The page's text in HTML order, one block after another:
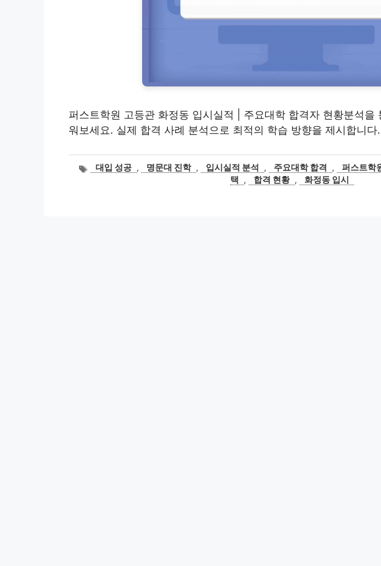
퍼스트학원 고등관 화정동 입시실적 | 주요대학 합격자 현황분석을
워보세요. 실제 합격 사례 분석으로 최적의 학습 방향을 제시합니다.
태대입 성공 , 명문대 진학 , 입시실적 분석 , 주요대학 합격 , 퍼스트학
택
, 합격 현황 , 화정동 입시